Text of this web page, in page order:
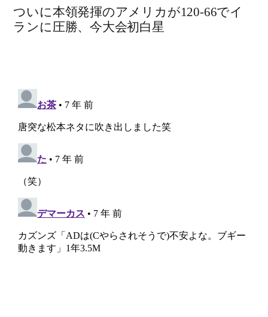
ついに本領発揮のアメリカが120-66でイ
ランに圧勝、今大会初白星